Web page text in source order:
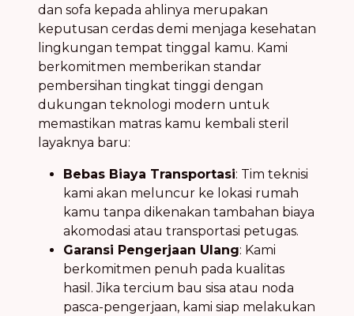
dan sofa kepada ahlinya merupakan
keputusan cerdas demi menjaga kesehatan
lingkungan tempat tinggal kamu. Kami
berkomitmen memberikan standar
pembersihan tingkat tinggi dengan
dukungan teknologi modern untuk
memastikan matras kamu kembali steril
layaknya baru:
Bebas Biaya Transportasi: Tim teknisi
kami akan meluncur ke lokasi rumah
kamu tanpa dikenakan tambahan biaya
akomodasi atau transportasi petugas.
Garansi Pengerjaan Ulang: Kami
berkomitmen penuh pada kualitas
hasil. Jika tercium bau sisa atau noda
pasca-pengerjaan, kami siap melakukan